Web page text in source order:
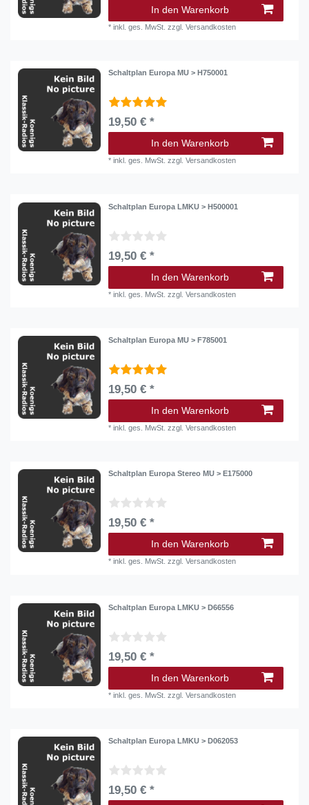
In den Warenkorb
*inkl. ges. MwSt. zzgl.Versandkosten
Schaltplan Europa MU > H750001
19,50 € *
In den Warenkorb
*inkl. ges. MwSt. zzgl.Versandkosten
Schaltplan Europa LMKU > H500001
19,50 € *
In den Warenkorb
*inkl. ges. MwSt. zzgl.Versandkosten
Schaltplan Europa MU > F785001
19,50 € *
In den Warenkorb
*inkl. ges. MwSt. zzgl.Versandkosten
Schaltplan Europa Stereo MU > E175000
19,50 € *
In den Warenkorb
*inkl. ges. MwSt. zzgl.Versandkosten
Schaltplan Europa LMKU > D66556
19,50 € *
In den Warenkorb
*inkl. ges. MwSt. zzgl.Versandkosten
Schaltplan Europa LMKU > D062053
19,50 € *